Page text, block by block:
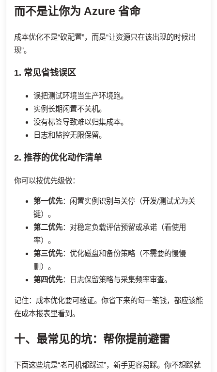
而不是让你为 Azure 省命
成本优化不是“砍配置”，而是“让资源只在该出现的时候出
现”。
1. 常见省钱误区
误把测试环境当生产环境跑。
实例长期闲置不关机。
没有标签导致难以归集成本。
日志和监控无限保留。
2. 推荐的优化动作清单
你可以按优先级做：
第一优先：闲置实例识别与关停（开发/测试尤为关
键）。
第二优先：对稳定负载评估预留或承诺（看使用
率）。
第三优先：优化磁盘和备份策略（不需要的慢慢
删）。
第四优先：日志保留策略与采集频率审查。
记住：成本优化要可验证。你省下来的每一笔钱，都应该能
在成本报表里看到。
十、最常见的坑：帮你提前避雷
下面这些坑是“老司机都踩过”，新手更容易踩。你不想踩就